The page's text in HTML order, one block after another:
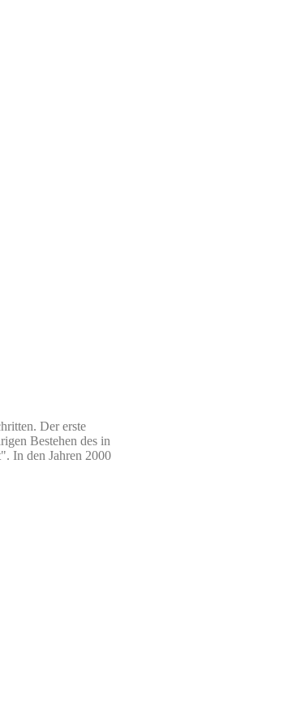
Der erste
Bestehen des in
In den Jahren 2000